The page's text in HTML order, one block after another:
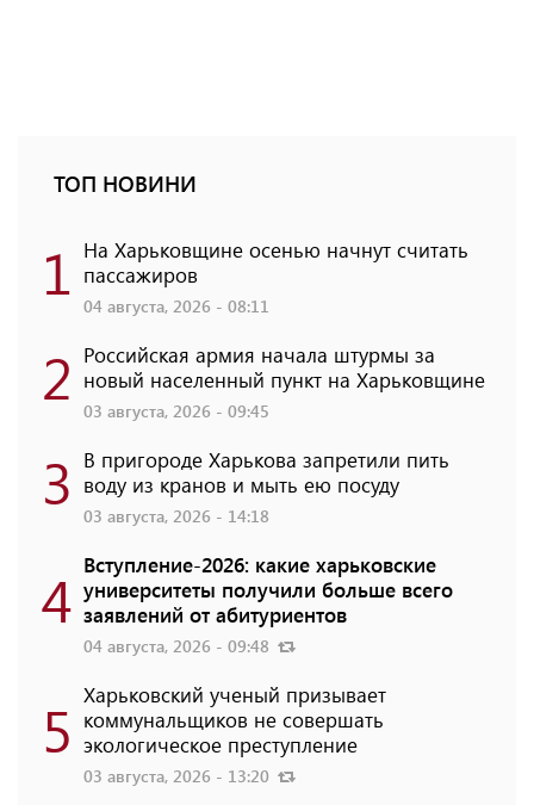
ТОП НОВИНИ
1 На Харьковщине осенью начнут считать
пассажиров
04 августа, 2026 - 08:11
2 Российская армия начала штурмы за
новый населенный пункт на Харьковщине
03 августа, 2026 - 09:45
3 В пригороде Харькова запретили пить
воду из кранов и мыть ею посуду
03 августа, 2026 - 14:18
4 Вступление-2026: какие харьковские
университеты получили больше всего
заявлений от абитуриентов
04 августа, 2026 - 09:48
5 Харьковский ученый призывает
коммунальщиков не совершать
экологическое преступление
03 августа, 2026 - 13:20